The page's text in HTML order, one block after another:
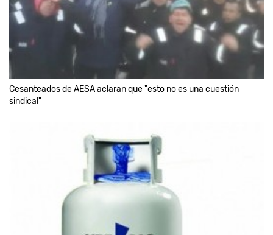
Cesanteados de AESA aclaran que "esto no es una cuestión
sindical"